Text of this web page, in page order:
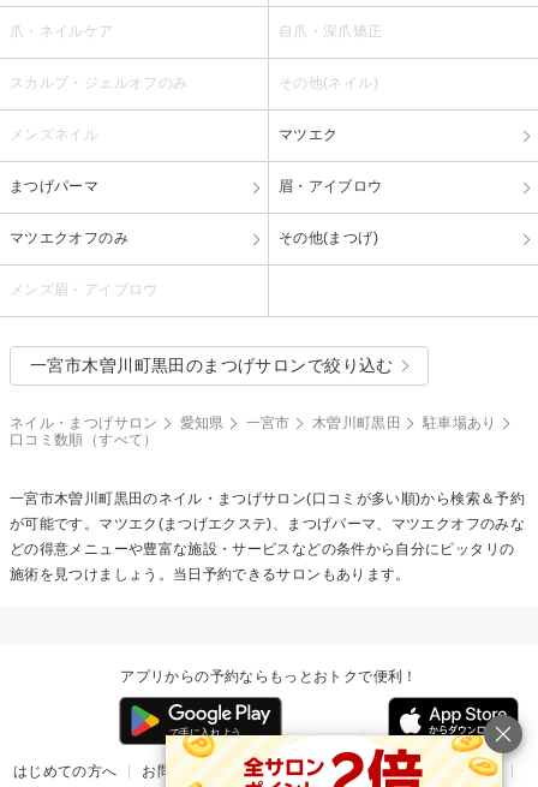
爪・ネイルケア 自爪・深爪矯正
スカルプ・ジェルオフのみ その他(ネイル)
メンズネイル マツエク
まつげパーマ 眉・アイブロウ
マツエクオフのみ その他(まつげ)
メンズ眉・アイブロウ
一宮市木曽川町黒田のまつげサロンで絞り込む
ネイル・まつげサロン 愛知県 一宮市 木曽川町黒田
駐車場あり
口コミ数順（すべて）
一宮市木曽川町黒田のネイル・まつげサロン(口コミが多い順)から検索＆予約
が可能です。マツエク(まつげエクステ)、まつげパーマ、マツエクオフのみな
どの得意メニューや豊富な施設・サービスなどの条件から自分にピッタリの
施術を見つけましょう。当日予約できるサロンもあります。
アプリからの予約ならもっとおトクで便利！
はじめての方へ お問い合わせ ヘルプ リリース情報
利用規約